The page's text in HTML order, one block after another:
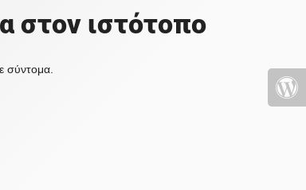
στον ιστότοπο
σύντομα.